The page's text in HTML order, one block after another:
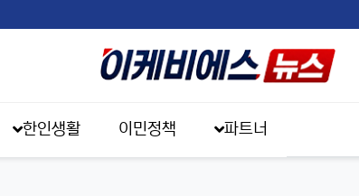
한인생활 이민정책
파트너